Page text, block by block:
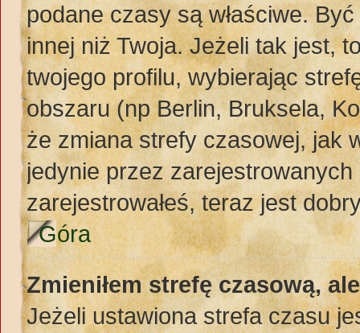
podane czasy są właściwe.
innej niż Twoja. Jeżeli tak jest,
twojego profilu, wybierając
obszaru (np Berlin, Bruksela,
że zmiana strefy czasowej, jak
jedynie przez
zarejestrowałeś, teraz jest
Góra
Zmieniłem strefę czasową,
Jeżeli ustawiona strefa czasu